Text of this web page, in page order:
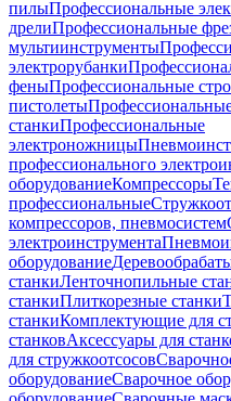
пилыПрофессиональные
дрелиПрофессиональные
мультиинструменты
электрорубанки
феныПрофессиональные
пистолеты
станкиПрофессиональные
электроножницы
профессионального
оборудованиеКомпрессоры
профессиональные
компрессоров, пневмосистем
электроинструмента
оборудование
станкиЛенточнопильные
станкиПлиткорезные станки
станкиКомплектующие для
станковАксессуары для
для стружкоотсосов
оборудованиеСварочное